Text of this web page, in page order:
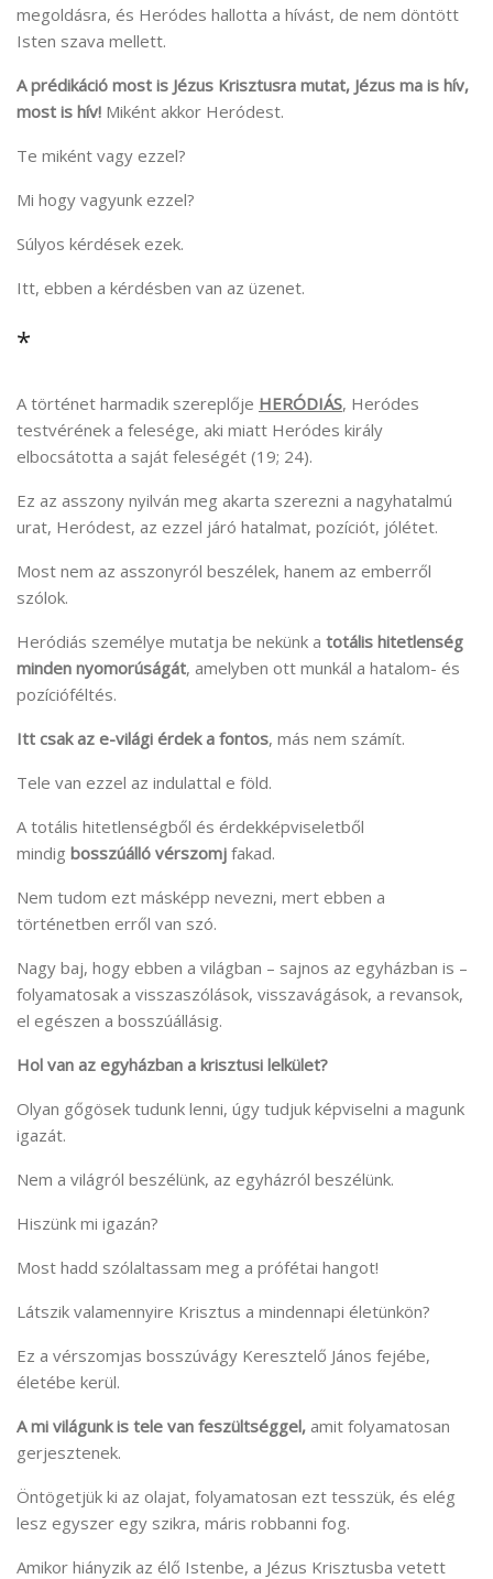
megoldásra, és Heródes hallotta a hívást, de nem döntött
Isten szava mellett.
A prédikáció most is Jézus Krisztusra mutat, Jézus ma is hív,
most is hív! Miként akkor Heródest.
Te miként vagy ezzel?
Mi hogy vagyunk ezzel?
Súlyos kérdések ezek.
Itt, ebben a kérdésben van az üzenet.
*
A történet harmadik szereplője HERÓDIÁS, Heródes
testvérének a felesége, aki miatt Heródes király
elbocsátotta a saját feleségét (19; 24).
Ez az asszony nyilván meg akarta szerezni a nagyhatalmú
urat, Heródest, az ezzel járó hatalmat, pozíciót, jólétet.
Most nem az asszonyról beszélek, hanem az emberről
szólok.
Heródiás személye mutatja be nekünk a totális hitetlenség
minden nyomorúságát, amelyben ott munkál a hatalom- és
pozícióféltés.
Itt csak az e-világi érdek a fontos, más nem számít.
Tele van ezzel az indulattal e föld.
A totális hitetlenségből és érdekképviseletből
mindig bosszúálló vérszomj fakad.
Nem tudom ezt másképp nevezni, mert ebben a
történetben erről van szó.
Nagy baj, hogy ebben a világban – sajnos az egyházban is –
folyamatosak a visszaszólások, visszavágások, a revansok,
el egészen a bosszúállásig.
Hol van az egyházban a krisztusi lelkület?
Olyan gőgösek tudunk lenni, úgy tudjuk képviselni a magunk
igazát.
Nem a világról beszélünk, az egyházról beszélünk.
Hiszünk mi igazán?
Most hadd szólaltassam meg a prófétai hangot!
Látszik valamennyire Krisztus a mindennapi életünkön?
Ez a vérszomjas bosszúvágy Keresztelő János fejébe,
életébe kerül.
A mi világunk is tele van feszültséggel, amit folyamatosan
gerjesztenek.
Öntögetjük ki az olajat, folyamatosan ezt tesszük, és elég
lesz egyszer egy szikra, máris robbanni fog.
Amikor hiányzik az élő Istenbe, a Jézus Krisztusba vetett